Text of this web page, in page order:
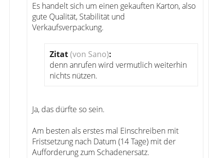
Es handelt sich um einen gekauften Karton, also
gute Qualität, Stabilität und
Verkaufsverpackung.
Zitat(von Sano):
denn anrufen wird vermutlich weiterhin
nichts nützen.
Ja, das dürfte so sein.
Am besten als erstes mal Einschreiben mit
Fristsetzung nach Datum (14 Tage) mit der
Aufforderung zum Schadenersatz.